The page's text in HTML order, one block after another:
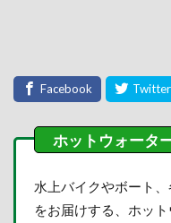
水上バイクやボート
をお届けする、ホッ